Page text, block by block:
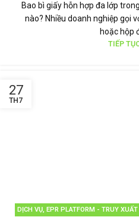
Bao bì giấy hỗn hợp đa lớp
nào? Nhiều doanh nghiệp gọi
hoặc hộp
TIẾP
27
TH7
DỊCH VỤ, EPR PLATFORM - TRUY